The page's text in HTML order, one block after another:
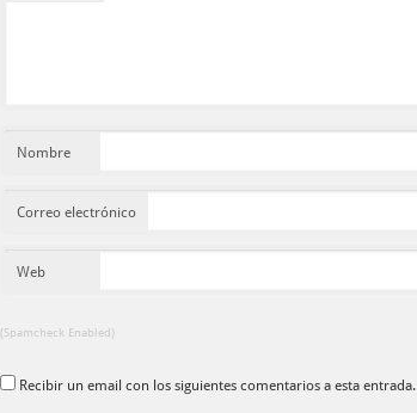
Nombre
Correo electrónico
Web
(Spamcheck Enabled)
Recibir un email con los siguientes comentarios a esta entrada.